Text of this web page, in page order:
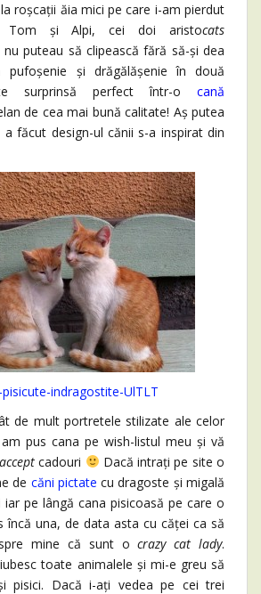
roșcații ăia mici pe care i-am pierdut
Tom și Alpi, cei doi aristocats
nu puteau să clipească fără să-și dea
pufoșenie și drăgălășenie în două
surprinsă perfect într-o
cană
de cea mai bună calitate! Aș putea
făcut design-ul cănii s-a inspirat din
mult portretele stilizate ale celor
pus cana pe wish-listul meu și vă
accept cadouri
Dacă intrați pe site o
de căni pictate cu dragoste și migală
pe lângă cana pisicoasă pe care o
încă una, de data asta cu căței ca să
mine că sunt o crazy cat lady.
toate animalele și mi-e greu să
pisici. Dacă i-ați vedea pe cei trei